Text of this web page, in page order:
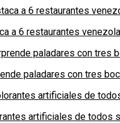
a 6 restaurantes
paladares con tres
artificiales de todos